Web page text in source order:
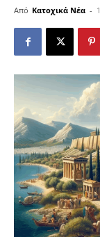
Από Κατοχικά Νέα -